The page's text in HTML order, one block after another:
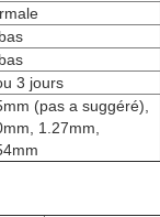
3 jours
(pas a suggéré),
1.27mm,